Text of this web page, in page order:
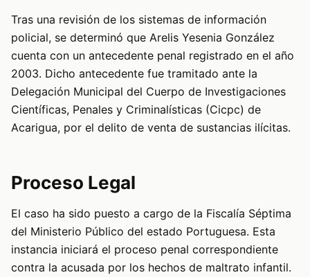
Tras una revisión de los sistemas de información
policial, se determinó que Arelis Yesenia González
cuenta con un antecedente penal registrado en el año
2003. Dicho antecedente fue tramitado ante la
Delegación Municipal del Cuerpo de Investigaciones
Científicas, Penales y Criminalísticas (Cicpc) de
Acarigua, por el delito de venta de sustancias ilícitas.
Proceso Legal
El caso ha sido puesto a cargo de la Fiscalía Séptima
del Ministerio Público del estado Portuguesa. Esta
instancia iniciará el proceso penal correspondiente
contra la acusada por los hechos de maltrato infantil.